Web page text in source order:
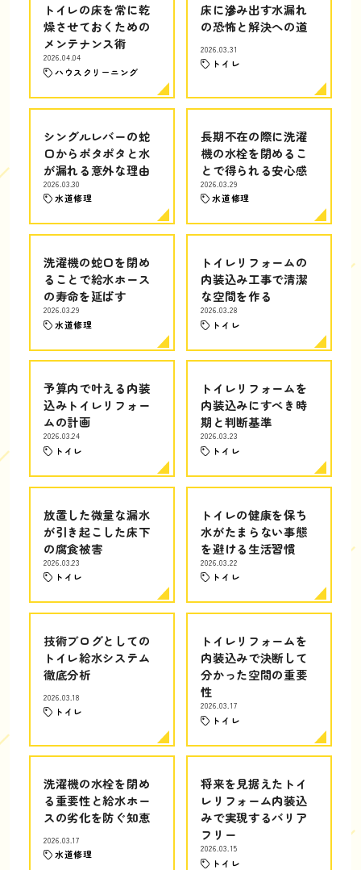
トイレの床を常に乾
燥させておくための
メンテナンス術
2026.04.04
ハウスクリーニング
床に滲み出す水漏れ
の恐怖と解決への道
2026.03.31
トイレ
シングルレバーの蛇
口からポタポタと水
が漏れる意外な理由
2026.03.30
水道修理
長期不在の際に洗濯
機の水栓を閉めるこ
とで得られる安心感
2026.03.29
水道修理
洗濯機の蛇口を閉め
ることで給水ホース
の寿命を延ばす
2026.03.29
水道修理
トイレリフォームの
内装込み工事で清潔
な空間を作る
2026.03.28
トイレ
予算内で叶える内装
込みトイレリフォー
ムの計画
2026.03.24
トイレ
トイレリフォームを
内装込みにすべき時
期と判断基準
2026.03.23
トイレ
放置した微量な漏水
が引き起こした床下
の腐食被害
2026.03.23
トイレ
トイレの健康を保ち
水がたまらない事態
を避ける生活習慣
2026.03.22
トイレ
技術ブログとしての
トイレ給水システム
徹底分析
2026.03.18
トイレ
トイレリフォームを
内装込みで決断して
分かった空間の重要
性
2026.03.17
トイレ
洗濯機の水栓を閉め
る重要性と給水ホー
スの劣化を防ぐ知恵
2026.03.17
水道修理
将来を見据えたトイ
レリフォーム内装込
みで実現するバリア
フリー
2026.03.15
トイレ